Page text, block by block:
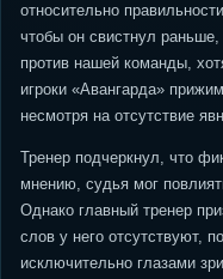
относительно
чтобы он свистнул
против нашей команды,
игроки «Авангарда»
несмотря на отсутствие
Тренер подчеркнул, что
мнению, судья мог
Однако главный тренер
слов у него отсутствуют,
исключительно глазами